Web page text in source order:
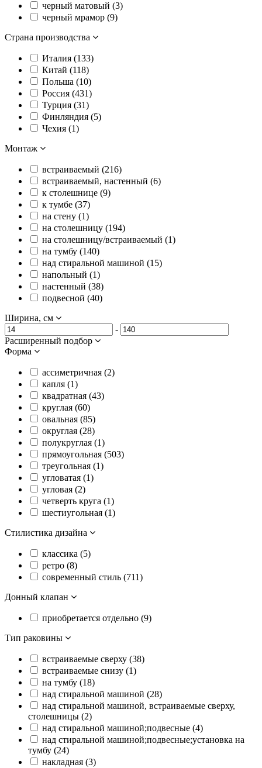
черный матовый (3)
черный мрамор (9)
Страна производства
Италия (133)
Китай (118)
Польша (10)
Россия (431)
Турция (31)
Финляндия (5)
Чехия (1)
Монтаж
встраиваемый (216)
встраиваемый, настенный (6)
к столешнице (9)
к тумбе (37)
на стену (1)
на столешницу (194)
на столешницу/встраиваемый (1)
на тумбу (140)
над стиральной машиной (15)
напольный (1)
настенный (38)
подвесной (40)
Ширина, см
-
Расширенный подбор
Форма
ассиметричная (2)
капля (1)
квадратная (43)
круглая (60)
овальная (85)
округлая (28)
полукруглая (1)
прямоугольная (503)
треугольная (1)
угловатая (1)
угловая (2)
четверть круга (1)
шестиугольная (1)
Стилистика дизайна
классика (5)
ретро (8)
современный стиль (711)
Донный клапан
приобретается отдельно (9)
Тип раковины
встраиваемые сверху (38)
встраиваемые снизу (1)
на тумбу (18)
над стиральной машиной (28)
над стиральной машиной, встраиваемые сверху,
столешницы (2)
над стиральной машиной;подвесные (4)
над стиральной машиной;подвесные;установка на
тумбу (24)
накладная (3)